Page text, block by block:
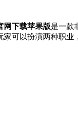
网下载苹果版是一款
可以扮演两种职